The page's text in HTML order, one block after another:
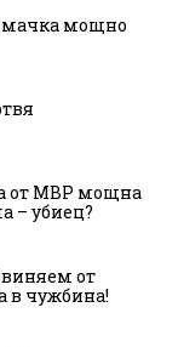
мачка мощно
от МВР мощна
– убиец?
от
в чужбина!